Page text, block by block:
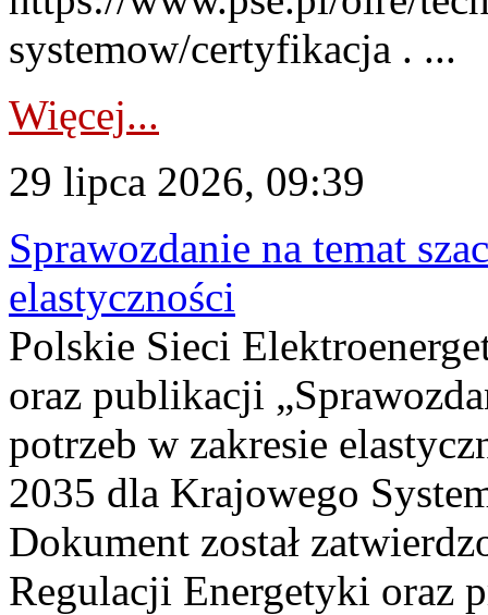
systemow/certyfikacja . ...
Więcej...
29 lipca 2026, 09:39
Sprawozdanie na temat
elastyczności
Polskie Sieci
oraz publikacji
potrzeb w zakresie
2035 dla Krajowego
Dokument został
Regulacji Energetyki oraz